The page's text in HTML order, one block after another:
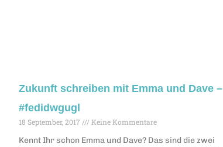
Zukunft schreiben mit Emma und Dave –
#fedidwgugl
18 September, 2017 Keine Kommentare
Kennt Ihr schon Emma und Dave? Das sind die zwei